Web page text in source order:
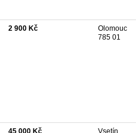
2 900 Kč
Olomouc
785 01
45 000 Kč
Vsetín